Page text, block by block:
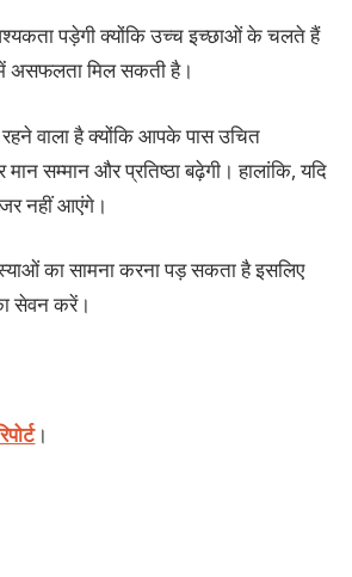
पड़ेगी क्योंकि उच्च इच्छाओं के चलते हैं
असफलता मिल सकती है।
वाला है क्योंकि आपके पास उचित
सम्मान और प्रतिष्ठा बढ़ेगी। हालांकि, यदि
नहीं आएंगे।
का सामना करना पड़ सकता है इसलिए
सेवन करें।
।